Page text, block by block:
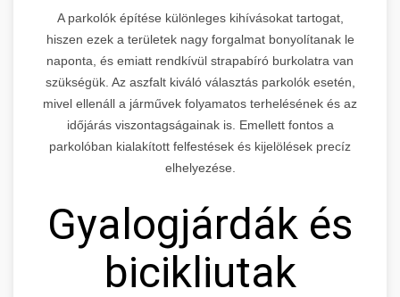
A parkolók építése különleges kihívásokat tartogat,
hiszen ezek a területek nagy forgalmat bonyolítanak le
naponta, és emiatt rendkívül strapabíró burkolatra van
szükségük. Az aszfalt kiváló választás parkolók esetén,
mivel ellenáll a járművek folyamatos terhelésének és az
időjárás viszontagságainak is. Emellett fontos a
parkolóban kialakított felfestések és kijelölések precíz
elhelyezése.
Gyalogjárdák és
bicikliutak